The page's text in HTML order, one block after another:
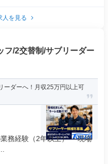
人を見る
フ/2交替制/サブリーダー
ーダーへ！月収25万円以上可
務経験（2年以上） ・現場